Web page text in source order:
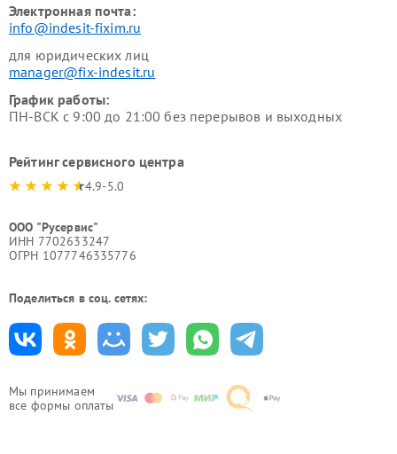
Мы принимаем
все формы оплаты
Электронная почта:
info@indesit-fixim.ru
для юридических лиц
manager@fix-indesit.ru
График работы:
ПН-ВСК с 9:00 до 21:00 без перерывов и выходных
Рейтинг сервисного центра
4.9-5.0
ООО "Русервис"
ИНН 7702633247
ОГРН 1077746335776
Поделиться в соц. сетях: